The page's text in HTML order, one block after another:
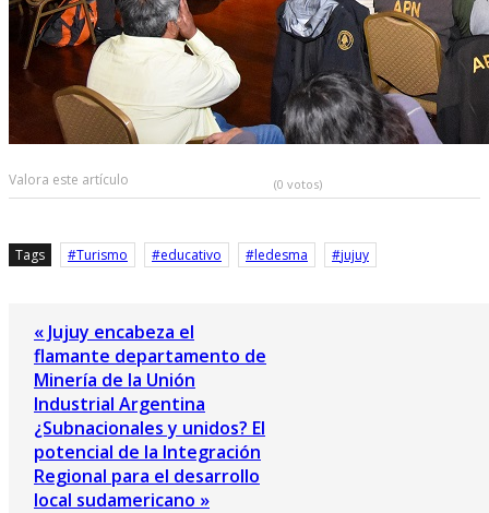
Valora este artículo (0 votos)
Tags Turismo educativo ledesma jujuy
« Jujuy encabeza el
flamante departamento de
Minería de la Unión
Industrial Argentina
¿Subnacionales y unidos? El
potencial de la Integración
Regional para el desarrollo
local sudamericano »